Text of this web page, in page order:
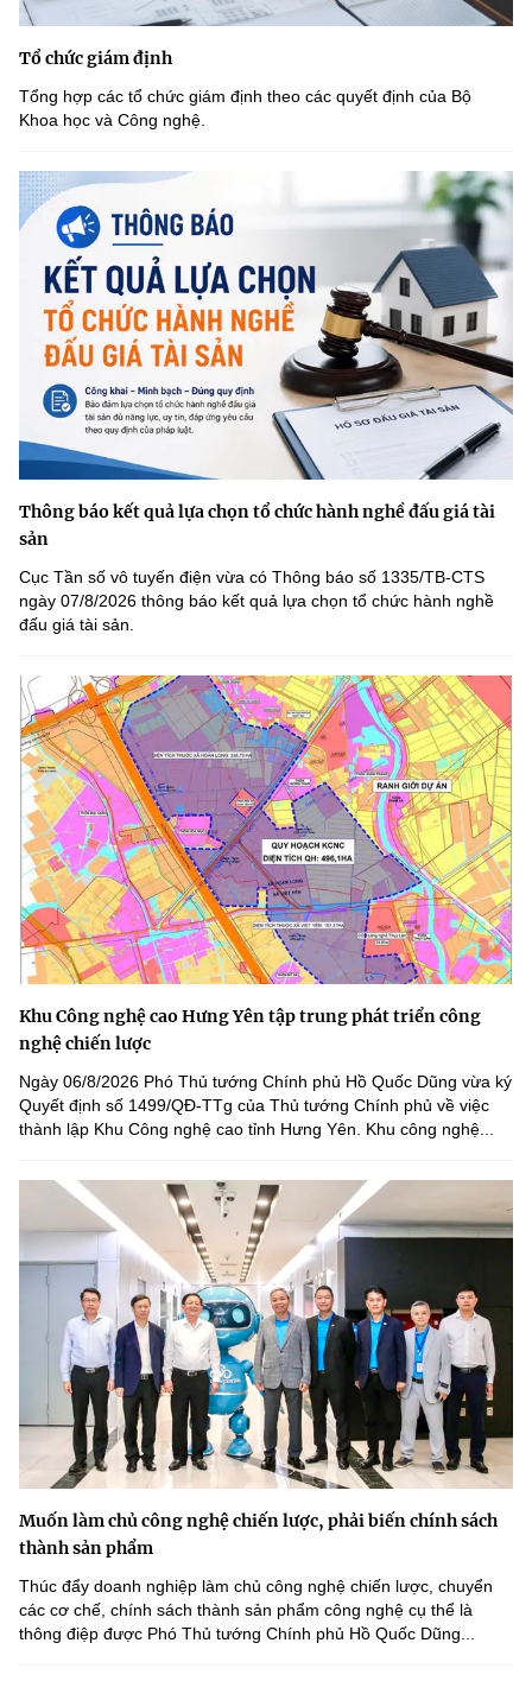
Tổ chức giám định
Tổng hợp các tổ chức giám định theo các quyết định của Bộ
Khoa học và Công nghệ.
Thông báo kết quả lựa chọn tổ chức hành nghề đấu giá tài
sản
Cục Tần số vô tuyến điện vừa có Thông báo số 1335/TB-CTS
ngày 07/8/2026 thông báo kết quả lựa chọn tổ chức hành nghề
đấu giá tài sản.
Khu Công nghệ cao Hưng Yên tập trung phát triển công
nghệ chiến lược
Ngày 06/8/2026 Phó Thủ tướng Chính phủ Hồ Quốc Dũng vừa ký
Quyết định số 1499/QĐ-TTg của Thủ tướng Chính phủ về việc
thành lập Khu Công nghệ cao tỉnh Hưng Yên. Khu công nghệ...
Muốn làm chủ công nghệ chiến lược, phải biến chính sách
thành sản phẩm
Thúc đẩy doanh nghiệp làm chủ công nghệ chiến lược, chuyển
các cơ chế, chính sách thành sản phẩm công nghệ cụ thể là
thông điệp được Phó Thủ tướng Chính phủ Hồ Quốc Dũng...